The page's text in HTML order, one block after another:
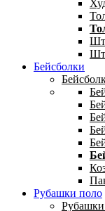
Бейсболки
Рубашки поло